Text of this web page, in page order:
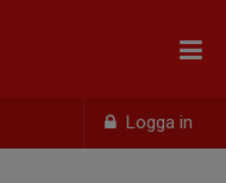
Logga in